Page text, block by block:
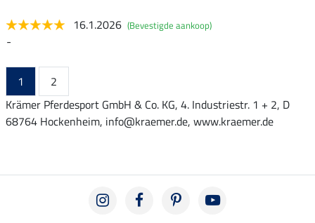
16.1.2026 (Bevestigde aankoop)
-
1
2
Krämer Pferdesport GmbH & Co. KG, 4. Industriestr. 1 + 2, D
68764 Hockenheim, info@kraemer.de, www.kraemer.de